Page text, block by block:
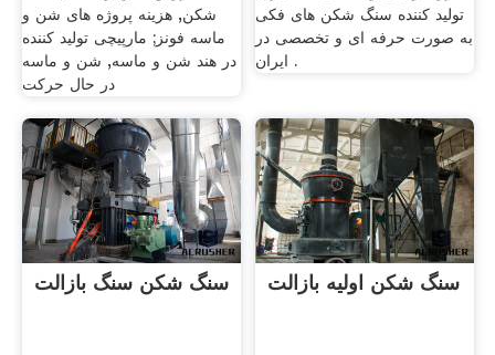
شکن, هزینه پروژه های شن و
ماسه فونز; مارپیچی تولید کننده
در هند شن و ماسه, شن و ماسه
در حال حرکت
تولید کننده سنگ شکن های فکی
به صورت حرفه ای و تخصصی در
ایران .
سنگ شکن سنگ بازالت سنگ شکن اولیه بازالت